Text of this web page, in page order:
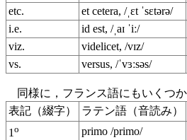
etc.
et cetera, /ˌɛt ˈsɛtərə/
i.e.
id est, /ˌaɪ ˈiː/
viz.
videlicet, /vɪz/
vs.
versus, /ˈvɜːsəs/
同様に，フランス語にもいくつか
表記（綴字）
ラテン語（音読み）
1 o primo /primo/